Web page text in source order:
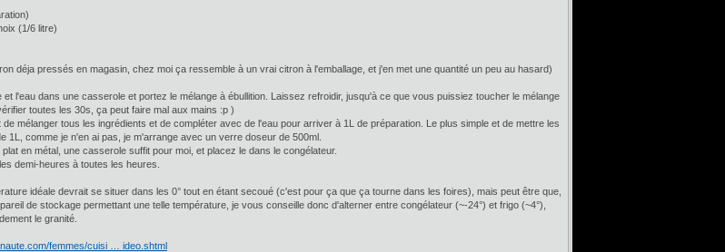
(1/6 litre)
déja pressés en magasin, chez moi ça ressemble à un vrai citron à l'emballage, et j'en met une quantité un peu au hasard)
l'eau dans une casserole et portez le mélange à ébullition. Laissez refroidir, jusqu'à ce que vous puissiez toucher le mélange
toutes les 30s, ça peut faire mal aux mains :p )
de mélanger tous les ingrédients et de compléter avec de l'eau pour arriver à 1L de préparation. Le plus simple et de mettre les
1L, comme je n'en ai pas, je m'arrange avec un verre doseur de 500ml.
en métal, une casserole suffit pour moi, et placez le dans le congélateur.
demi-heures à toutes les heures.
idéale devrait se situer dans les 0° tout en étant secoué (c'est pour ça que ça tourne dans les foires), mais peut être que,
de stockage permettant une telle température, je vous conseille donc d'alterner entre congélateur (~-24°) et frigo (~4°),
le granité.
femmes/cuisi … ideo.shtml